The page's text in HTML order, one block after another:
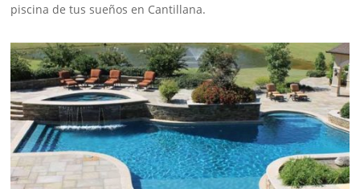
piscina de tus sueños en Cantillana.